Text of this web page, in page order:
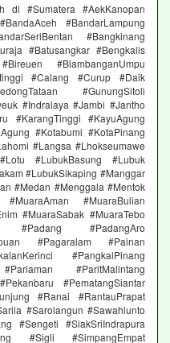
di #Sumatera #AekKanopan
#BandarLampung
#Bangkinang
#Batusangkar #Bengkalis
#BlambanganUmpu
#Calang #Curup #Daik
#GunungSitoli
#Indralaya #Jambi #Jantho
#KarangTinggi #KayuAgung
#Kotabumi #KotaPinang
#Langsa #Lhokseumawe
#LubukBasung #Lubuk
#LubukSikaping #Manggar
#Medan #Menggala #Mentok
#MuaraBulian
#MuaraSabak #MuaraTebo
#Padang #PadangAro
#Pagaralam #Painan
#PangkalPinang
#ParitMalintang
#PematangSiantar
#Ranai #RantauPrapat
#Sarolangun #Sawahlunto
#Sengeti #SiakSriIndrapura
#Sigli #SimpangEmpat